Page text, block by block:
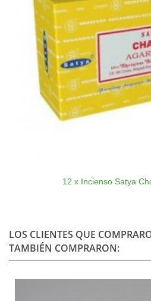
12 x Incienso Satya
LOS CLIENTES QUE
TAMBIÉN COMPRARON: